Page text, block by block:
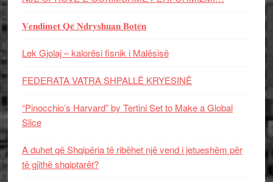
𝐕𝐞𝐧𝐝𝐢𝐦𝐞𝐭 𝐐𝐞̈ 𝐍𝐝𝐫𝐲𝐬𝐡𝐮𝐚𝐧 𝐁𝐨𝐭𝐞̈𝐧
Lek Gjolaj – kalorësi fisnik i Malësisë
FEDERATA VATRA SHPALLË KRYESINË
“Pinocchio’s Harvard” by Tertini Set to Make a Global
Slice
A duhet që Shqipëria të ribëhet një vend i jetueshëm për
të gjithë shqiptarët?